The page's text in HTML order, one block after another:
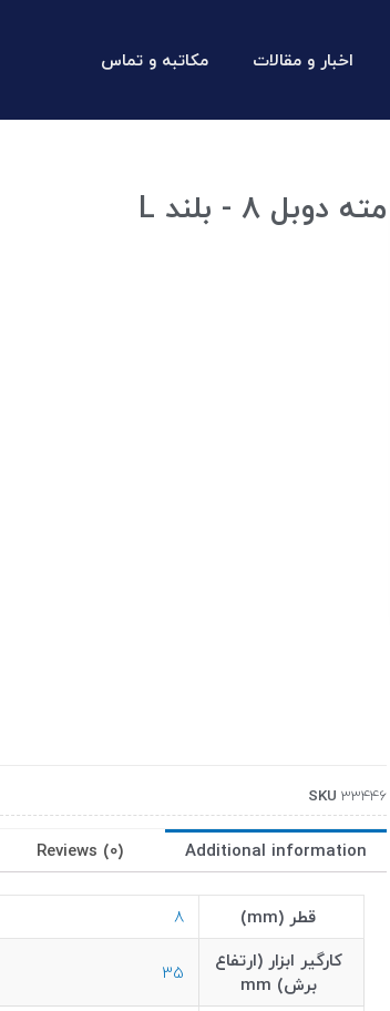
اخبار و مقالات مکاتبه و تماس
مته دوبل 8 - بلند L
SKU33446
Additional information
Reviews (0)
قطر (mm)
8
کارگیر ابزار (ارتفاع
برش) mm
35